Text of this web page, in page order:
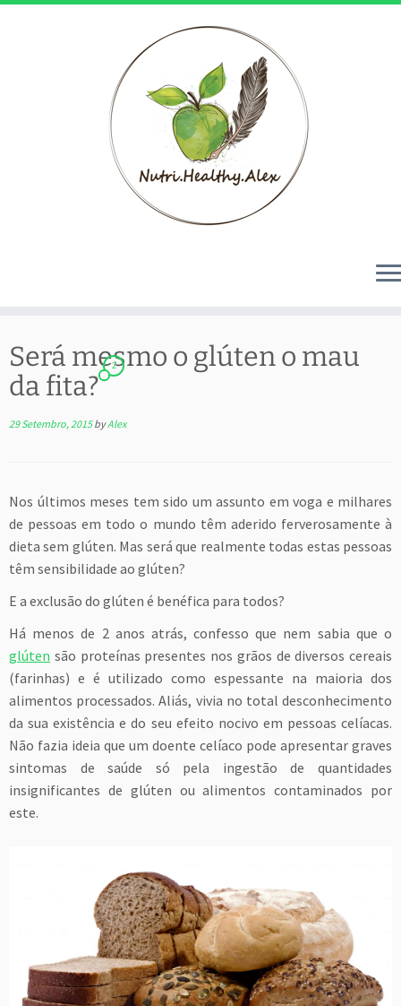
to
content
Será mesmo o glúten o mau
da fita?
2
29 Setembro, 2015 byAlex
Nos últimos meses tem sido um assunto em voga e milhares
de pessoas em todo o mundo têm aderido ferverosamente à
dieta sem glúten. Mas será que realmente todas estas pessoas
têm sensibilidade ao glúten?
E a exclusão do glúten é benéfica para todos?
Há menos de 2 anos atrás, confesso que nem sabia que o
glúten são proteínas presentes nos grãos de diversos cereais
(farinhas) e é utilizado como espessante na maioria dos
alimentos processados. Aliás, vivia no total desconhecimento
da sua existência e do seu efeito nocivo em pessoas celíacas.
Não fazia ideia que um doente celíaco pode apresentar graves
sintomas de saúde só pela ingestão de quantidades
insignificantes de glúten ou alimentos contaminados por
este.